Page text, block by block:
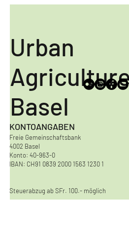
KONTOANGABEN
Freie Gemeinschaftsbank
4002 Basel
Urban
Agriculture
Basel